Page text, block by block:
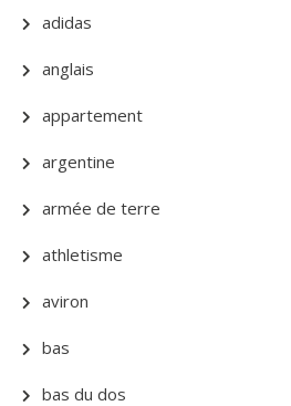
adidas
anglais
appartement
argentine
armée de terre
athletisme
aviron
bas
bas du dos